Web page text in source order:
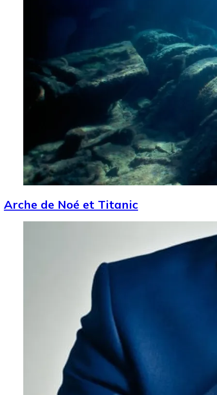
Arche de Noé et Titanic